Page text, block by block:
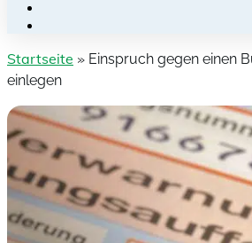
Startseite » Einspruch gegen einen
einlegen